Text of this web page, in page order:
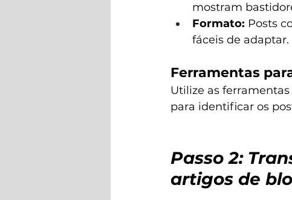
mostram
Formato: Posts
fáceis de adaptar.
Ferramentas
Utilize as
para identificar os
Passo 2:
artigos de